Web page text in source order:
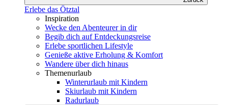
Erlebe das Ötztal
Inspiration
Wecke den Abenteurer in dir
Begib dich auf Entdeckungsreise
Erlebe sportlichen Lifestyle
Genieße aktive Erholung & Komfort
Wandere über dich hinaus
Themenurlaub
Winterurlaub mit Kindern
Skiurlaub mit Kindern
Radurlaub